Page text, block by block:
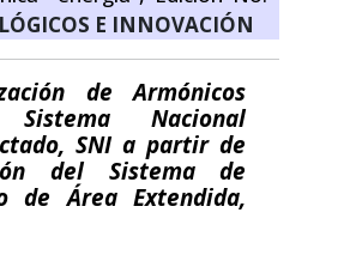
E INNOVACIÓN
de Armónicos
Nacional
SNI a partir de
del Sistema de
de Área Extendida,